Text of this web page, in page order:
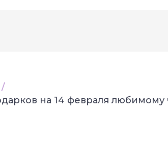
/
на 14 февраля любимому